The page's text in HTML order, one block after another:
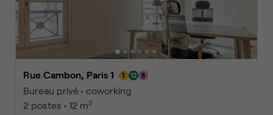
Rue Cambon, Paris 1
Bureau privé • coworking
2 postes • 12 m2